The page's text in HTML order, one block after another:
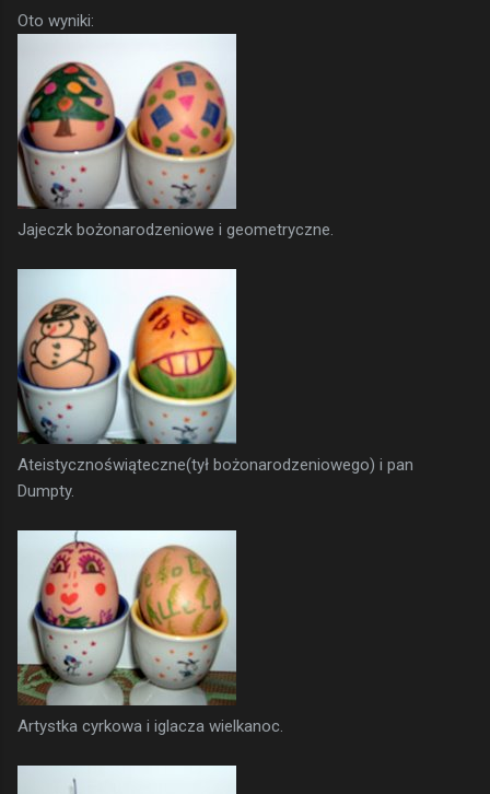
Oto wyniki:
Jajeczk bożonarodzeniowe i geometryczne.
Ateistycznoświąteczne(tył bożonarodzeniowego) i pan
Dumpty.
Artystka cyrkowa i iglacza wielkanoc.